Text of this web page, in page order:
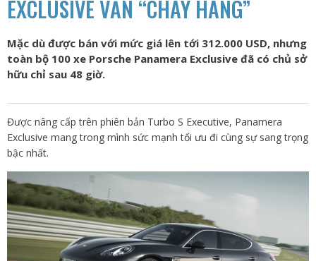
EXCLUSIVE VẪN “CHÁY HÀNG”
Mặc dù được bán với mức giá lên tới 312.000 USD, nhưng
toàn bộ 100 xe Porsche Panamera Exclusive đã có chủ sở
hữu chỉ sau 48 giờ.
Được nâng cấp trên phiên bản Turbo S Executive, Panamera
Exclusive mang trong mình sức mạnh tối ưu đi cùng sự sang trọng
bậc nhất.